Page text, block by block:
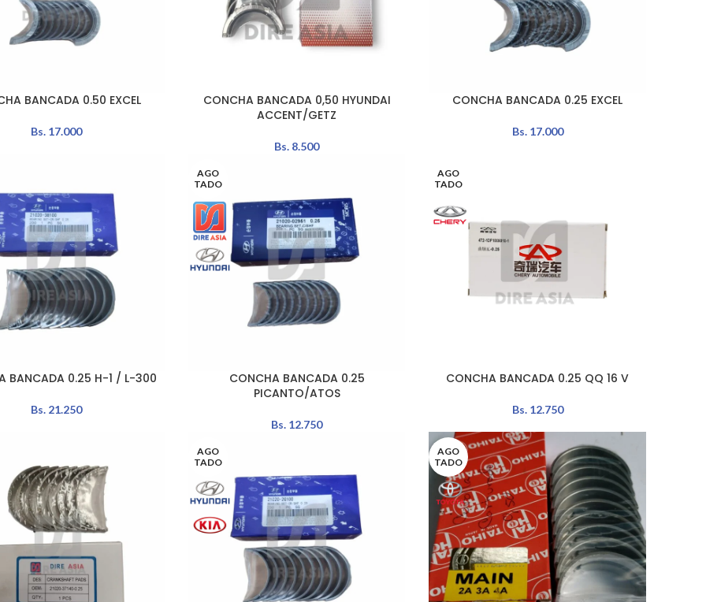
BANCADA 0.50 EXCEL
Bs.17.000
AÑADIR AL CARRITO
CONCHA BANCADA 0,50 HYUNDAI
ACCENT/GETZ
Bs. 8.500
LEER MÁS
CONCHA BANCADA 0.25 EXCEL
Bs.17.000
BANCADA 0.25 H-1 / L-300
Bs.21.250
AGO
TADO
LEER MÁSCONCHA BANCADA 0.25
PICANTO/ATOS
Bs. 12.750
AGO
TADO
LEER MÁS
CONCHA BANCADA 0.25 QQ 16 V
Bs.12.750
AGO
TADO
AGO
TADO